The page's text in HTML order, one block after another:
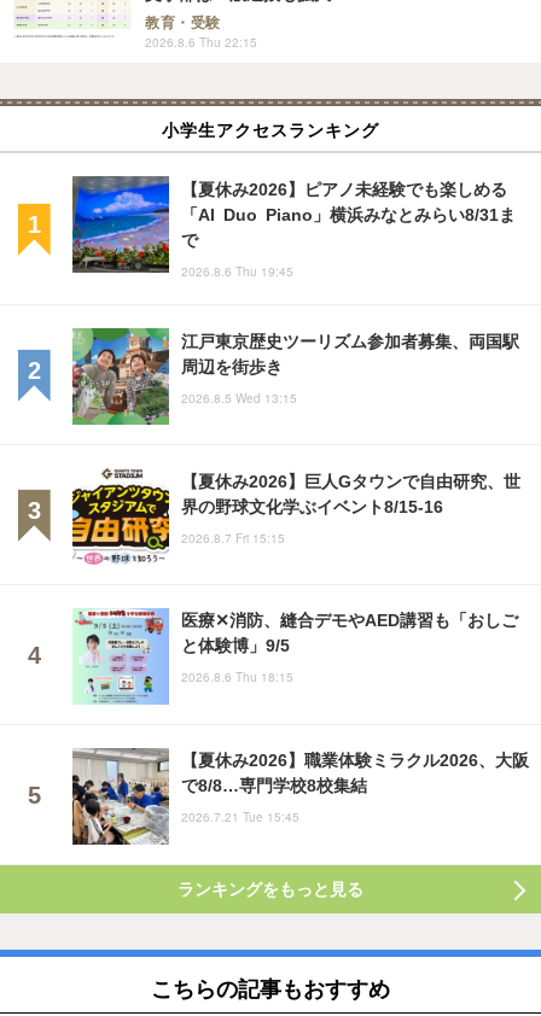
教育・受験
2026.8.6 Thu 22:15
小学生アクセスランキング
【夏休み2026】ピアノ未経験でも楽しめる
「AI Duo Piano」横浜みなとみらい8/31ま
で
2026.8.6 Thu 19:45
江戸東京歴史ツーリズム参加者募集、両国駅
周辺を街歩き
2026.8.5 Wed 13:15
【夏休み2026】巨人Gタウンで自由研究、世
界の野球文化学ぶイベント8/15-16
2026.8.7 Fri 15:15
医療✕消防、縫合デモやAED講習も「おしご
と体験博」9/5
2026.8.6 Thu 18:15
【夏休み2026】職業体験ミラクル2026、大阪
で8/8…専門学校8校集結
2026.7.21 Tue 15:45
ランキングをもっと見る
こちらの記事もおすすめ